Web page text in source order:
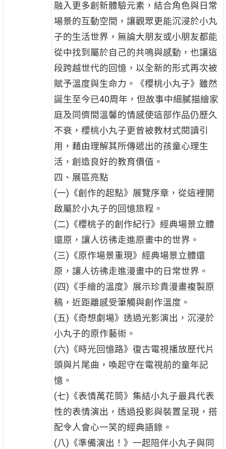
融入更多創新體驗元素，結合角色與日常
場景的互動空間，讓觀眾更能沉浸於小丸
子的生活世界，無論大朋友或小朋友都能
從中找到屬於自己的共鳴與感動，也讓這
段跨越世代的回憶，以全新的形式再次被
賦予溫度與生命力。《櫻桃小丸子》雖然
誕生至今已40周年，但故事中細膩描繪家
庭及同儕間溫馨的情感使這部作品仍歷久
不衰，櫻桃小丸子更曾被教材式閱讀引
用，藉由理解其所傳遞出的孩童心理生
活，創造良好的教育價值。
四、展區亮點
(一)《創作的起點》展覽序章，從這裡開
啟屬於小丸子的回憶旅程。
(二)《櫻桃子的創作紀行》經典場景立體
還原，讓人彷彿走進原畫中的世界。
(三)《原作場景重現》經典場景立體還
原，讓人彷彿走進漫畫中的日常世界。
(四)《手繪的溫度》展示珍貴漫畫複製原
稿，近距離感受筆觸與創作溫度。
(五)《奇想劇場》透過光影演出，沉浸於
小丸子的原作藝術。
(六)《時光回憶路》復古電視播放歷代片
頭與片尾曲，喚起守在電視前的童年記
憶。
(七)《表情萬花筒》集結小丸子最具代表
性的表情演出，透過投影與裝置呈現，搭
配令人會心一笑的經典語錄。
(八)《準備演出！》一起陪伴小丸子與同